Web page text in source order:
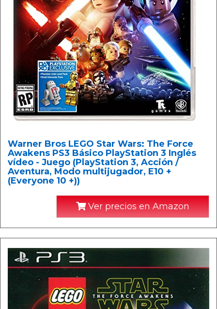
Warner Bros LEGO Star Wars: The Force
Awakens PS3 Básico PlayStation 3 Inglés
vídeo - Juego (PlayStation 3, Acción /
Aventura, Modo multijugador, E10 +
(Everyone 10 +))
Ver precios en Amazon